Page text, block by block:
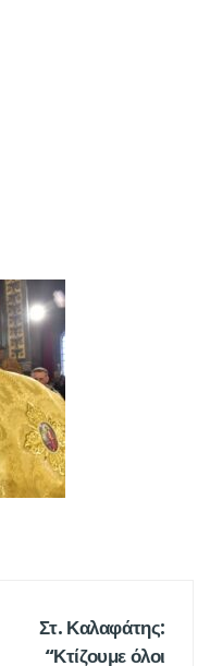
Στ. Καλαφάτης:
“Κτίζουμε όλοι